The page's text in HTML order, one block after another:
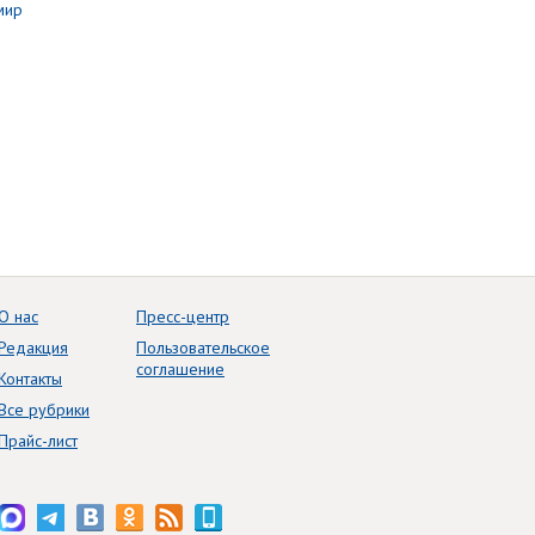
нас
рубрики
лист
Пресс-центр
Пользовательское
соглашение